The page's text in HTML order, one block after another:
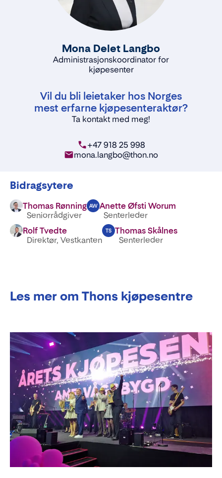
Vil du bli leietaker hos Norges
mest erfarne kjøpesenteraktør?
Ta kontakt med meg!
Mona Delet Langbo
Administrasjonskoordinator for
kjøpesenter
+47 918 25 998
mona.langbo@thon.no
Bidragsytere
Thomas Rønning
Seniorrådgiver
AW Anette Øfsti Worum
Senterleder
Rolf Tvedte
Direktør, Vestkanten
TS Thomas Skålnes
Senterleder
Les mer om Thons kjøpesentre